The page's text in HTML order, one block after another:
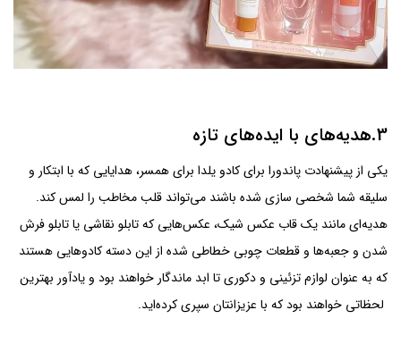
3.هدیه‌های با ایده‌های تازه
یکی از پیشنهادت پاندورا برای کادو یلدا برای همسر، هدایایی که با ابتکار و
سلیقه شما شخصی سازی شده باشند می‌تواند قلب مخاطب را لمس کند.
هدیه‌ای مانند یک قاب عکس شیک، عکس‌هایی که تابلو نقاشی یا تابلو فرش
شدن و جعبه‌ها و قطعات چوبی خطاطی شده از این دسته کادوهایی هستند
که به عنوان لوازم تزئینی و دکوری تا ابد ماندگار خواهند بود و یادآور بهترین
لحظاتی خواهند بود که با عزیزانتان سپری کرده‌اید.